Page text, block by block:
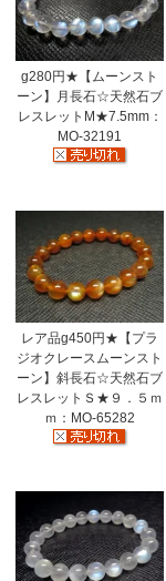
g280円★【ムーンスト
ーン】月長石☆天然石ブ
レスレットM★7.5mm：
MO-32191
レア品g450円★【プラ
ジオクレースムーンスト
ーン】斜長石☆天然石ブ
レスレットＳ★９．５ｍ
ｍ：MO-65282